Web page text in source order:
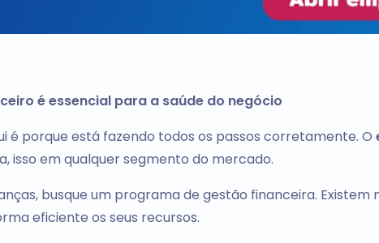
é essencial para a saúde do negócio
é porque está fazendo todos os passos corretamente. O
isso em qualquer segmento do mercado.
busque um programa de gestão financeira. Existem
eficiente os seus recursos.